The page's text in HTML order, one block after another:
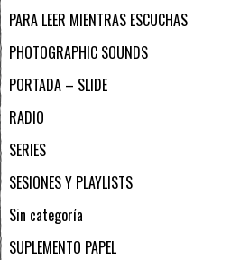
PARA LEER MIENTRAS ESCUCHAS
PHOTOGRAPHIC SOUNDS
PORTADA – SLIDE
RADIO
SERIES
SESIONES Y PLAYLISTS
Sin categoría
SUPLEMENTO PAPEL